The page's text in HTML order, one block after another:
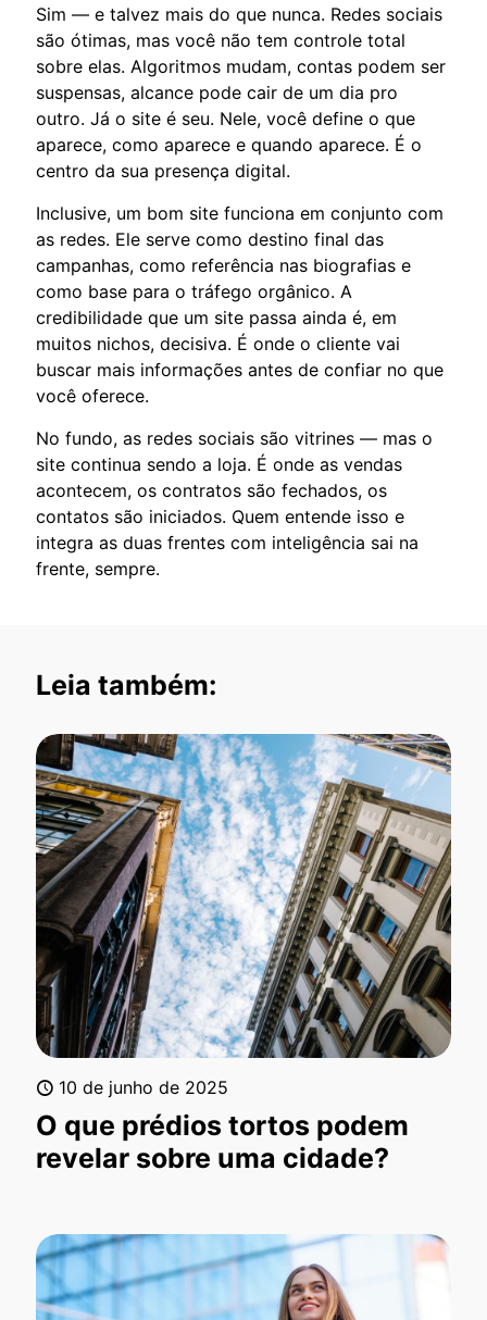
Sim — e talvez mais do que nunca. Redes sociais
são ótimas, mas você não tem controle total
sobre elas. Algoritmos mudam, contas podem ser
suspensas, alcance pode cair de um dia pro
outro. Já o site é seu. Nele, você define o que
aparece, como aparece e quando aparece. É o
centro da sua presença digital.
Inclusive, um bom site funciona em conjunto com
as redes. Ele serve como destino final das
campanhas, como referência nas biografias e
como base para o tráfego orgânico. A
credibilidade que um site passa ainda é, em
muitos nichos, decisiva. É onde o cliente vai
buscar mais informações antes de confiar no que
você oferece.
No fundo, as redes sociais são vitrines — mas o
site continua sendo a loja. É onde as vendas
acontecem, os contratos são fechados, os
contatos são iniciados. Quem entende isso e
integra as duas frentes com inteligência sai na
frente, sempre.
Leia também:
10 de junho de 2025
O que prédios tortos podem
revelar sobre uma cidade?